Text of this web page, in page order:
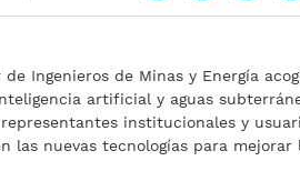
Ingenieros de Minas y Energía
artificial y aguas
institucionales y
las nuevas tecnologías para mejorar